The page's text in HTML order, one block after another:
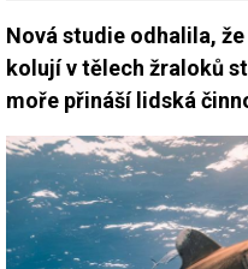
Nová studie odhalila,
kolují v tělech žraloků
moře přináší lidská